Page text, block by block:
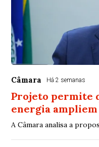
Câmara Há 2 semanas
Projeto permite
energia ampliem
A Câmara analisa a